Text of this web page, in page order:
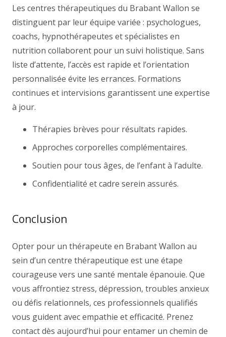
Les centres thérapeutiques du Brabant Wallon se
distinguent par leur équipe variée : psychologues,
coachs, hypnothérapeutes et spécialistes en
nutrition collaborent pour un suivi holistique. Sans
liste d’attente, l’accès est rapide et l’orientation
personnalisée évite les errances. Formations
continues et intervisions garantissent une expertise
à jour.
Thérapies brèves pour résultats rapides.
Approches corporelles complémentaires.
Soutien pour tous âges, de l’enfant à l’adulte.
Confidentialité et cadre serein assurés.
Conclusion
Opter pour un thérapeute en Brabant Wallon au
sein d’un centre thérapeutique est une étape
courageuse vers une santé mentale épanouie. Que
vous affrontiez stress, dépression, troubles anxieux
ou défis relationnels, ces professionnels qualifiés
vous guident avec empathie et efficacité. Prenez
contact dès aujourd’hui pour entamer un chemin de